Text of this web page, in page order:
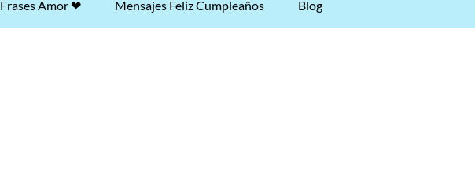
Frases Amor ❤ Mensajes Feliz Cumpleaños Blog